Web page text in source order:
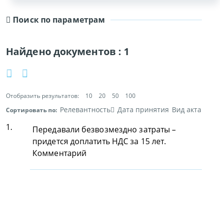
Поиск по параметрам
Найдено документов : 1
Отобразить результатов: 10 20 50
100
Сортировать по: Релевантность Дата принятия Вид акта
1.
Передавали безвозмездно затраты –
придется доплатить НДС за 15 лет.
Комментарий